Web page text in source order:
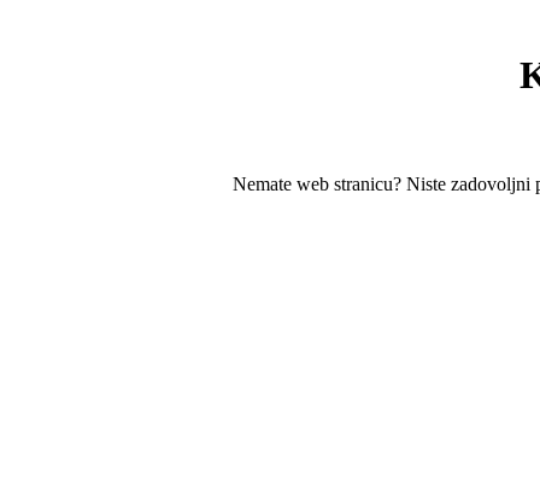
Nemate web stranicu? Niste zadovoljni